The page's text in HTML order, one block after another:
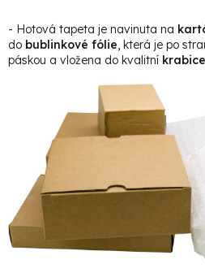
- Hotová tapeta je navinuta na
do bublinkové fólie, která je po
páskou a vložena do kvalitní krabice